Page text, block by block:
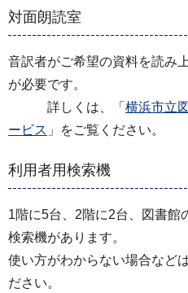
対面朗読室
音訳者がご希望の資料を読み
が必要です。
詳しくは、「 横浜市立
ービス 」をご覧ください。
利用者用検索機
1階に5台、2階に2台、図書館
検索機があります。
使い方がわからない場合など
ださい。